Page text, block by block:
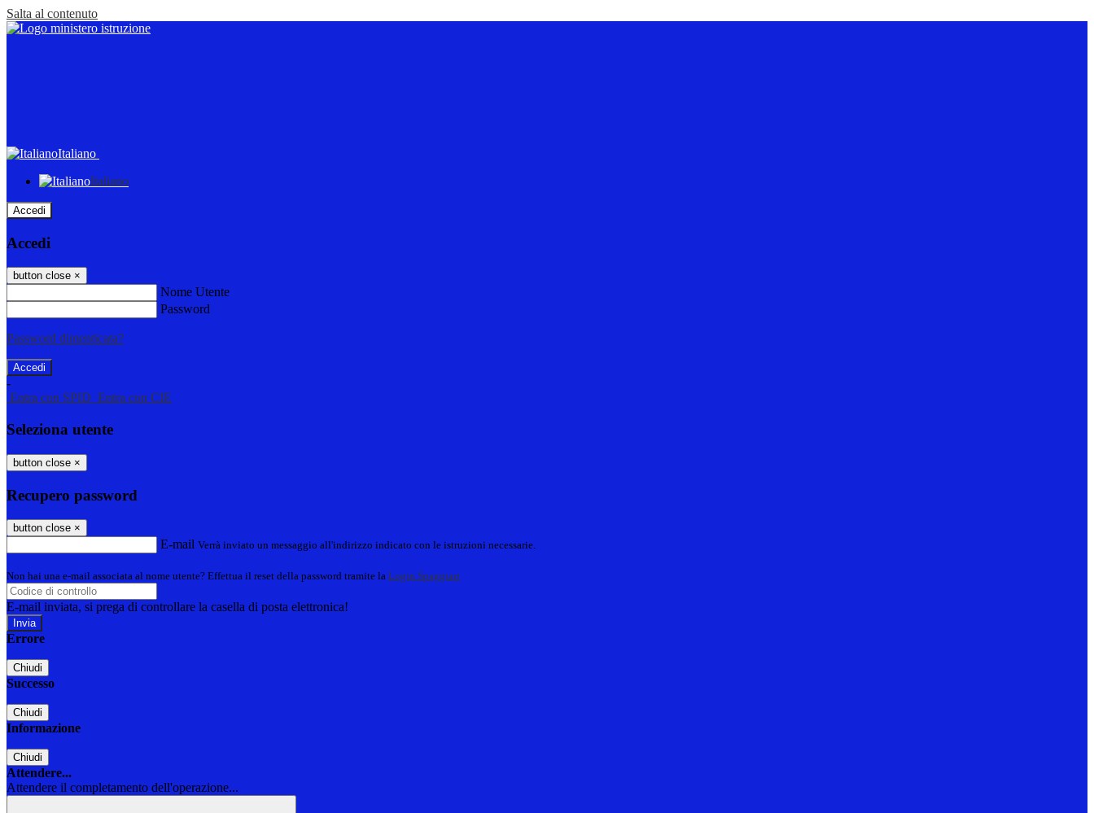
Salta al contenuto
Italiano
Italiano
Accedi
Accedi
button close ×
Nome Utente
Password
Password dimenticata?
-
Entra con SPID Entra con CIE
Seleziona utente
button close ×
Recupero password
button close ×
E-mail Verrà inviato un messaggio all'indirizzo indicato con le istruzioni necessarie.
Non hai una e-mail associata al nome utente? Effettua il reset della password tramite la Login Spaggiari
E-mail inviata, si prega di controllare la casella di posta elettronica!
Errore
Chiudi
Successo
Chiudi
Informazione
Chiudi
Attendere...
Attendere il completamento dell'operazione...